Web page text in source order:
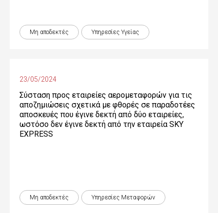
Μη αποδεκτές Υπηρεσίες Υγείας
23/05/2024
Σύσταση προς εταιρείες αερομεταφορών για τις
αποζημιώσεις σχετικά με φθορές σε παραδοτέες
αποσκευές που έγινε δεκτή από δύο εταιρείες,
ωστόσο δεν έγινε δεκτή από την εταιρεία SKY
EXPRESS
Μη αποδεκτές Υπηρεσίες Μεταφορών